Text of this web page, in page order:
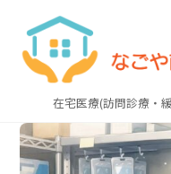
content
在宅医療(訪問診療・